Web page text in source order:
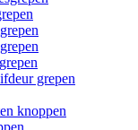
grepen
knoppen